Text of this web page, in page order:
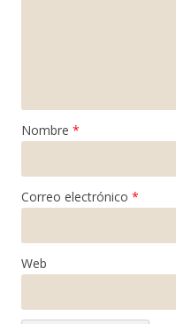
Nombre *
Correo electrónico *
Web